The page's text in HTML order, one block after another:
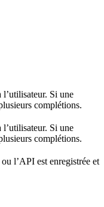
Si une
complétions.
Si une
complétions.
l’API est enregistrée et